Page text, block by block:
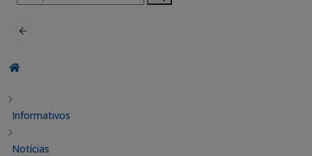
por:
Informativos
Notícias